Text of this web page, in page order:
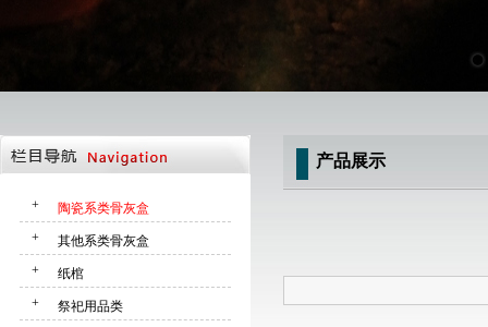
+
陶瓷系类骨灰盒
+
其他系类骨灰盒
+
纸棺
+
祭祀用品类
产品展示